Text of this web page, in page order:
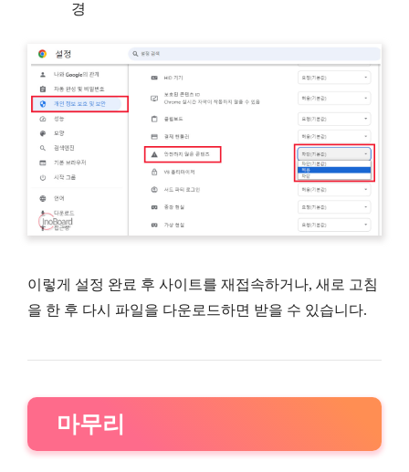
경
이렇게 설정 완료 후 사이트를 재접속하거나, 새로 고침
을 한 후 다시 파일을 다운로드하면 받을 수 있습니다.
마무리